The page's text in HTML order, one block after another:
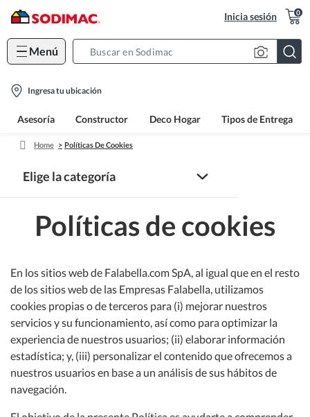
Inicia sesión 0
Menú
location-
Ingresa tu ubicación
Asesoría Constructor Deco Hogar Tipos de Entrega
Home Políticas De Cookies
Elige la categoría
Información legal
Términos y condiciones de compra
Términos y condiciones Mi cuenta
Políticas de privacidad
Políticas de cookies
Política de precios bajos
Políticas de cookies
En los sitios web de Falabella.com SpA, al igual que en el resto
de los sitios web de las Empresas Falabella, utilizamos
cookies propias o de terceros para (i) mejorar nuestros
servicios y su funcionamiento, así como para optimizar la
experiencia de nuestros usuarios; (ii) elaborar información
estadística; y, (iii) personalizar el contenido que ofrecemos a
nuestros usuarios en base a un análisis de sus hábitos de
navegación.